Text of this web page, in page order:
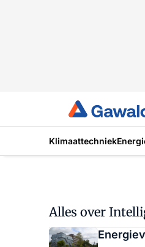
Klimaattechniek
Alles over